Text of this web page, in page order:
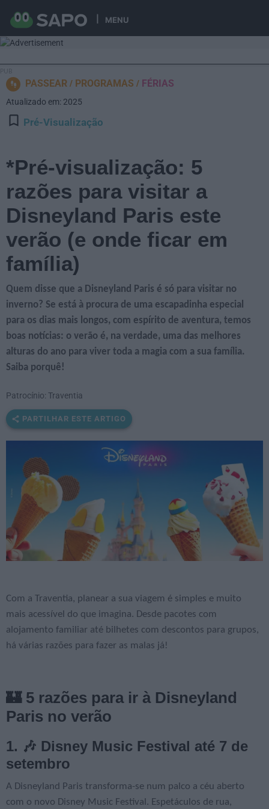
MENU
PASSEAR PROGRAMAS FÉRIAS
Pré-Visualização
*Pré-visualização: 5
razões para visitar a
Disneyland Paris este
verão (e onde ficar em
família)
Quem disse que a Disneyland Paris é só para visitar no
inverno? Se está à procura de uma escapadinha especial
para os dias mais longos, com espírito de aventura, temos
boas notícias: o verão é, na verdade, uma das melhores
alturas do ano para viver toda a magia com a sua família.
Saiba porquê!
Patrocínio: Traventia
PARTILHAR ESTE ARTIGO
Com a Traventia, planear a sua viagem é simples e muito
mais acessível do que imagina. Desde pacotes com
alojamento familiar até bilhetes com descontos para grupos,
há várias razões para fazer as malas já!
🏰 5 razões para ir à Disneyland
Paris no verão
1. 🎶 Disney Music Festival até 7 de
setembro
A Disneyland Paris transforma-se num palco a céu aberto
com o novo Disney Music Festival. Espetáculos de rua,
Atualizado em: 2025